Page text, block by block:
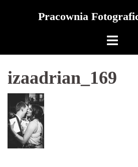
Pracownia
izaadrian_169